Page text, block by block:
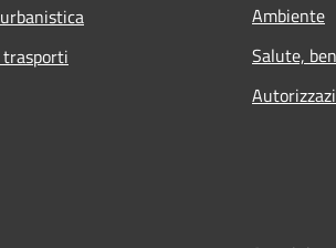
Ambiente
Salute,